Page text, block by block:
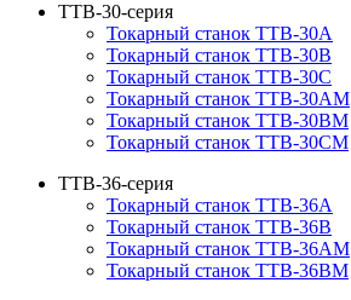
TTB-30-серия
Токарный станок TTB-30A
Токарный станок TTB-30B
Токарный станок TTB-30C
Токарный станок TTB-30AM
Токарный станок TTB-30BM
Токарный станок TTB-30CM
TTB-36-серия
Токарный станок TTB-36A
Токарный станок TTB-36B
Токарный станок TTB-36AM
Токарный станок TTB-36BM